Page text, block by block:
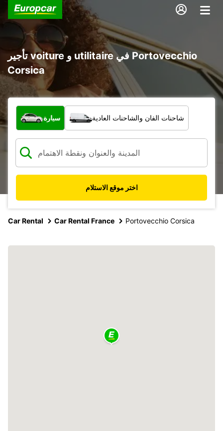
تأجير voiture و utilitaire في Portovecchio
Corsica
ما نوع المركبة؟
سيارة شاحنات الفان والشاحنات العادية
اختر موقع الاستلام
Car Rental Car Rental France Portovecchio Corsica